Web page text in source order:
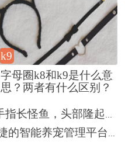
k9
字母圈k8和k9是什么意
思？两者有什么区别？
● 广东男子赶海逮到不足手指长怪鱼，头部隆起像奥特曼
● Pet无忧方便吗？高效便捷的智能养宠管理平台详解